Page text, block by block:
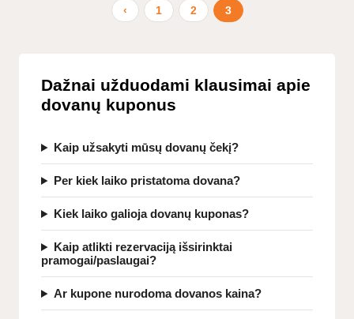
‹ 1 2 3
Dažnai užduodami klausimai apie
dovanų kuponus
Kaip užsakyti mūsų dovanų čekį?
Per kiek laiko pristatoma dovana?
Kiek laiko galioja dovanų kuponas?
Kaip atlikti rezervaciją išsirinktai
pramogai/paslaugai?
Ar kupone nurodoma dovanos kaina?